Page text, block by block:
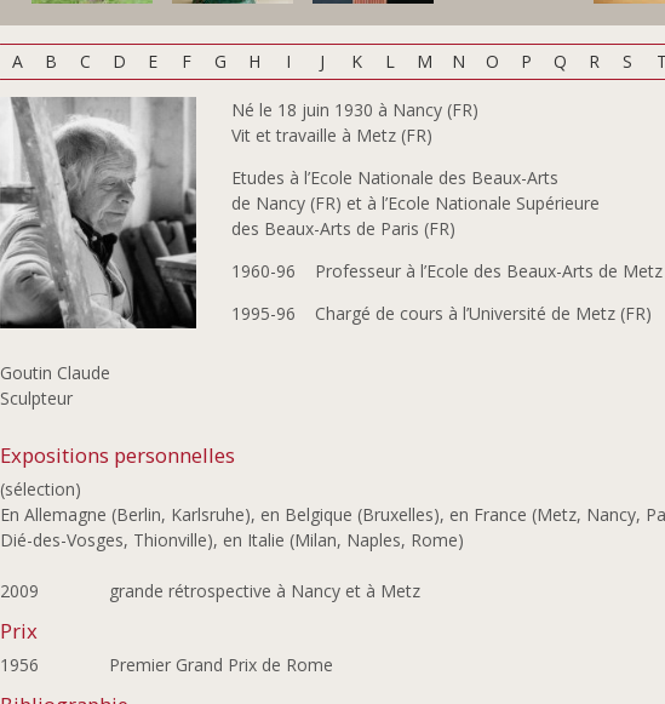
A B C D E F G H I J K L M N O P Q R S T
Goutin Claude
Sculpteur
Né le 18 juin 1930 à Nancy (FR)
Vit et travaille à Metz (FR)
Etudes à l’Ecole Nationale des Beaux-Arts
de Nancy (FR) et à l’Ecole Nationale Supérieure
des Beaux-Arts de Paris (FR)
1960-96 Professeur à l’Ecole des Beaux-Arts de Metz
1995-96 Chargé de cours à l’Université de Metz (FR)
Expositions personnelles
(sélection)
En Allemagne (Berlin, Karlsruhe), en Belgique (Bruxelles), en France (Metz, Nancy,
Dié-des-Vosges, Thionville), en Italie (Milan, Naples, Rome)
2009 grande rétrospective à Nancy et à Metz
Prix
1956 Premier Grand Prix de Rome